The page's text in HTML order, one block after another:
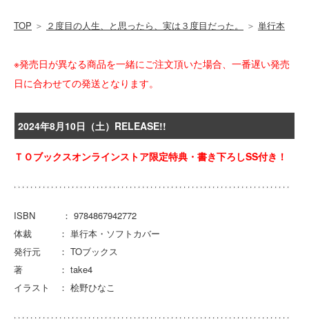
TOP ＞ ２度目の人生、と思ったら、実は３度目だった。 ＞ 単行本
※発売日が異なる商品を一緒にご注文頂いた場合、一番遅い発売
日に合わせての発送となります。
2024年8月10日（土）RELEASE!!
ＴＯブックスオンラインストア限定特典・書き下ろしSS付き！
ISBN ： 9784867942772
体裁 ： 単行本・ソフトカバー
発行元 ： TOブックス
著 ： take4
イラスト ： 桧野ひなこ